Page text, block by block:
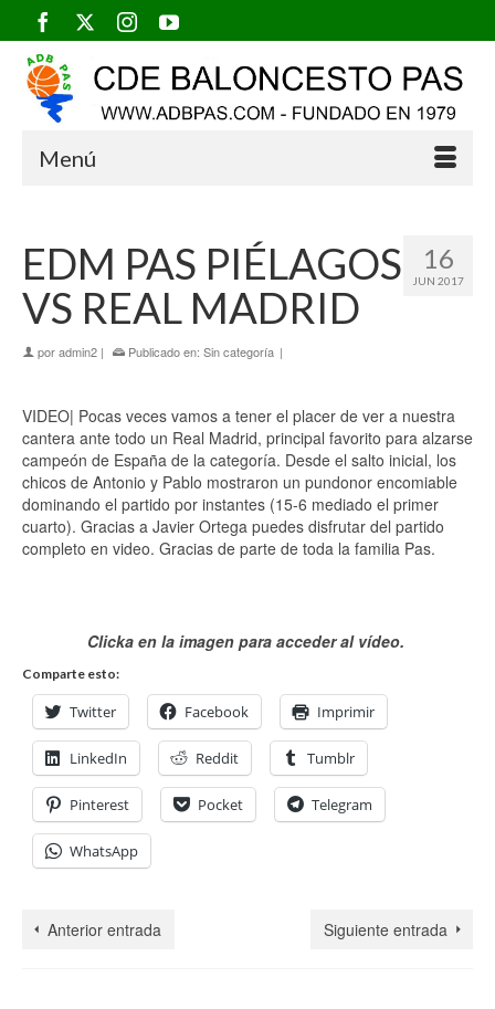
Menú
16
JUN 2017
EDM PAS PIÉLAGOS
VS REAL MADRID
poradmin2 | Publicado en: Sin categoría |
VIDEO| Pocas veces vamos a tener el placer de ver a nuestra
cantera ante todo un Real Madrid, principal favorito para alzarse
campeón de España de la categoría. Desde el salto inicial, los
chicos de Antonio y Pablo mostraron un pundonor encomiable
dominando el partido por instantes (15-6 mediado el primer
cuarto). Gracias a Javier Ortega puedes disfrutar del partido
completo en video. Gracias de parte de toda la familia Pas.
Clicka en la imagen para acceder al vídeo.
Comparte esto:
Twitter Facebook Imprimir
LinkedIn Reddit Tumblr
Pinterest Pocket Telegram
WhatsApp
Anterior entrada Siguiente entrada